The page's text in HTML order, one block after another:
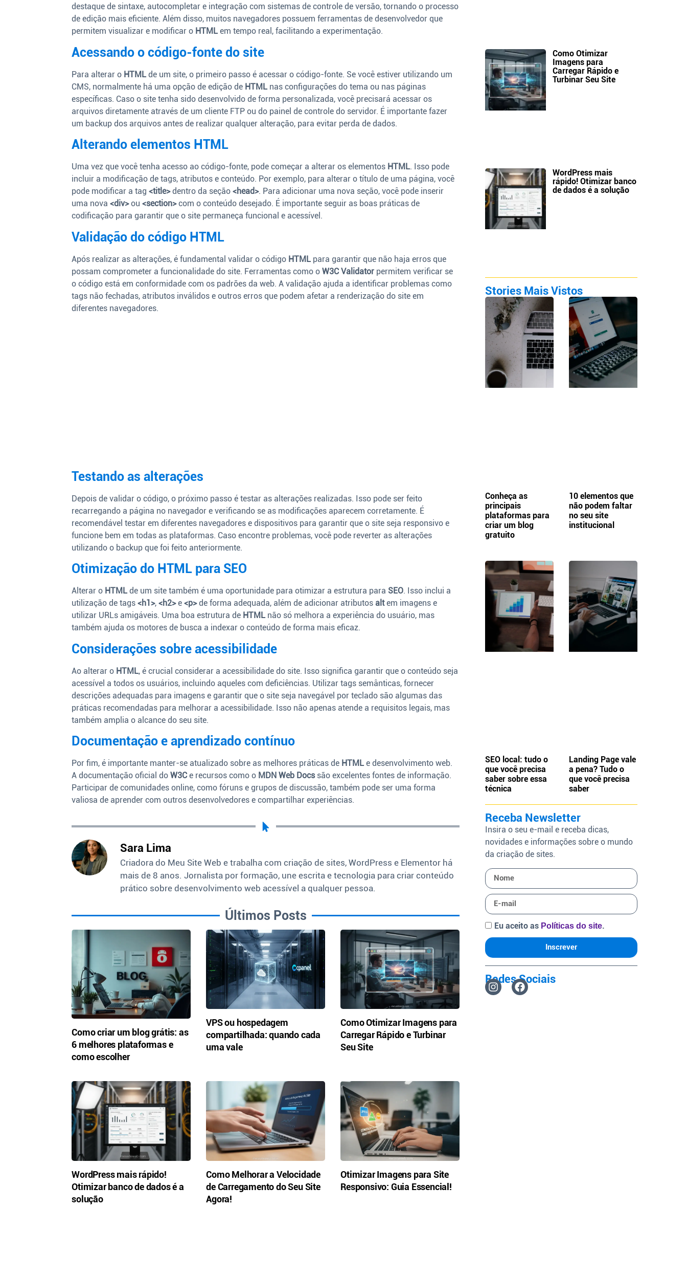
destaque de sintaxe, autocompletar e integração com sistemas de controle de versão, tornando o processo
de edição mais eficiente. Além disso, muitos navegadores possuem ferramentas de desenvolvedor que
permitem visualizar e modificar o HTML em tempo real, facilitando a experimentação.
Acessando o código-fonte do site
Para alterar o HTML de um site, o primeiro passo é acessar o código-fonte. Se você estiver utilizando um
CMS, normalmente há uma opção de edição de HTML nas configurações do tema ou nas páginas
específicas. Caso o site tenha sido desenvolvido de forma personalizada, você precisará acessar os
arquivos diretamente através de um cliente FTP ou do painel de controle do servidor. É importante fazer
um backup dos arquivos antes de realizar qualquer alteração, para evitar perda de dados.
Alterando elementos HTML
Uma vez que você tenha acesso ao código-fonte, pode começar a alterar os elementos HTML. Isso pode
incluir a modificação de tags, atributos e conteúdo. Por exemplo, para alterar o título de uma página, você
pode modificar a tag<title>dentro da seção<head>. Para adicionar uma nova seção, você pode inserir
uma nova<div>ou<section>com o conteúdo desejado. É importante seguir as boas práticas de
codificação para garantir que o site permaneça funcional e acessível.
Validação do código HTML
Após realizar as alterações, é fundamental validar o código HTML para garantir que não haja erros que
possam comprometer a funcionalidade do site. Ferramentas como oW3C Validator permitem verificar se
o código está em conformidade com os padrões da web. A validação ajuda a identificar problemas como
tags não fechadas, atributos inválidos e outros erros que podem afetar a renderização do site em
diferentes navegadores.
Testando as alterações
Depois de validar o código, o próximo passo é testar as alterações realizadas. Isso pode ser feito
recarregando a página no navegador e verificando se as modificações aparecem corretamente. É
recomendável testar em diferentes navegadores e dispositivos para garantir que o site seja responsivo e
funcione bem em todas as plataformas. Caso encontre problemas, você pode reverter as alterações
utilizando o backup que foi feito anteriormente.
Otimização do HTML para SEO
Alterar o HTML de um site também é uma oportunidade para otimizar a estrutura para SEO. Isso inclui a
utilização de tags<h1>,<h2>e<p>de forma adequada, além de adicionar atributos altem imagens e
utilizar URLs amigáveis. Uma boa estrutura de HTML não só melhora a experiência do usuário, mas
também ajuda os motores de busca a indexar o conteúdo de forma mais eficaz.
Considerações sobre acessibilidade
Ao alterar o HTML, é crucial considerar a acessibilidade do site. Isso significa garantir que o conteúdo seja
acessível a todos os usuários, incluindo aqueles com deficiências. Utilizar tags semânticas, fornecer
descrições adequadas para imagens e garantir que o site seja navegável por teclado são algumas das
práticas recomendadas para melhorar a acessibilidade. Isso não apenas atende a requisitos legais, mas
também amplia o alcance do seu site.
Documentação e aprendizado contínuo
Por fim, é importante manter-se atualizado sobre as melhores práticas de HTML e desenvolvimento web.
A documentação oficial doW3C e recursos como o MDN Web Docssão excelentes fontes de informação.
Participar de comunidades online, como fóruns e grupos de discussão, também pode ser uma forma
valiosa de aprender com outros desenvolvedores e compartilhar experiências.
Sara Lima
Criadora do Meu Site Web e trabalha com criação de sites, WordPress e Elementor há
mais de 8 anos. Jornalista por formação, une escrita e tecnologia para criar conteúdo
prático sobre desenvolvimento web acessível a qualquer pessoa.
Últimos Posts
Como criar um blog grátis: as
6 melhores plataformas e
como escolher
VPS ou hospedagem
compartilhada: quando cada
uma vale
Como Otimizar Imagens para
Carregar Rápido e Turbinar
Seu Site
WordPress mais rápido!
Otimizar banco de dados é a
solução
Como Melhorar a Velocidade
de Carregamento do Seu Site
Agora!
Otimizar Imagens para Site
Responsivo: Guia Essencial!
Como Otimizar
Imagens para
Carregar Rápido e
Turbinar Seu Site
WordPress mais
rápido! Otimizar banco
de dados é a solução
Stories Mais Vistos
Conheça as
principais
plataformas para
criar um blog
gratuito
10 elementos que
não podem faltar
no seu site
institucional
SEO local: tudo o
que você precisa
saber sobre essa
técnica
Landing Page vale
a pena? Tudo o
que você precisa
saber
Receba Newsletter
Insira o seu e-mail e receba dicas,
novidades e informações sobre o mundo
da criação de sites.
Eu aceito as Políticas do site.
Inscrever
Redes Sociais